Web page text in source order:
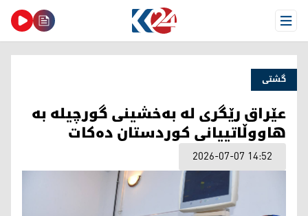
Open Menu
گشتی
عێراق رێگری لە بەخشینی گورچیلە بە
هاووڵاتییانی کوردستان دەکات
2026-07-07 14:52